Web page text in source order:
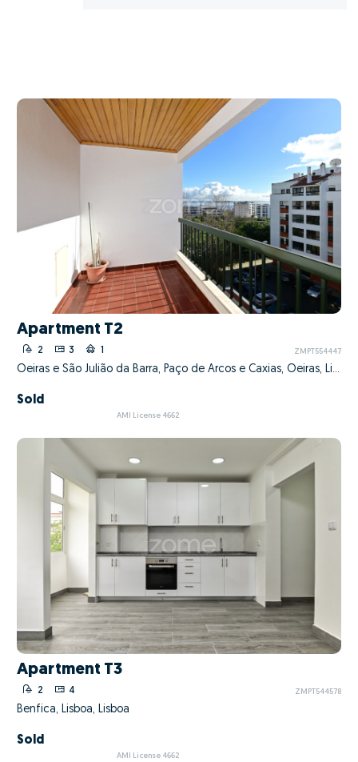
Apartment T2
2 3 1 ZMPT554447
Oeiras e São Julião da Barra, Paço de Arcos e Caxias, Oeiras, Lisboa
Sold
AMI License 4662
Apartment T3
2 4 ZMPT544578
Benfica, Lisboa, Lisboa
Sold
AMI License 4662